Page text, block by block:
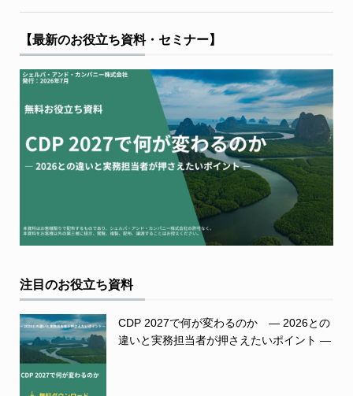
【最新のお役立ち資料・セミナー】
注目のお役立ち資料
CDP 2027で何が変わるのか ― 2026との
違いと実務担当者が押さえたいポイント ―